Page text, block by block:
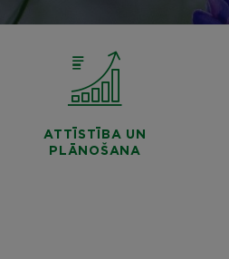
ATTĪSTĪBA UN
PLĀNOŠANA